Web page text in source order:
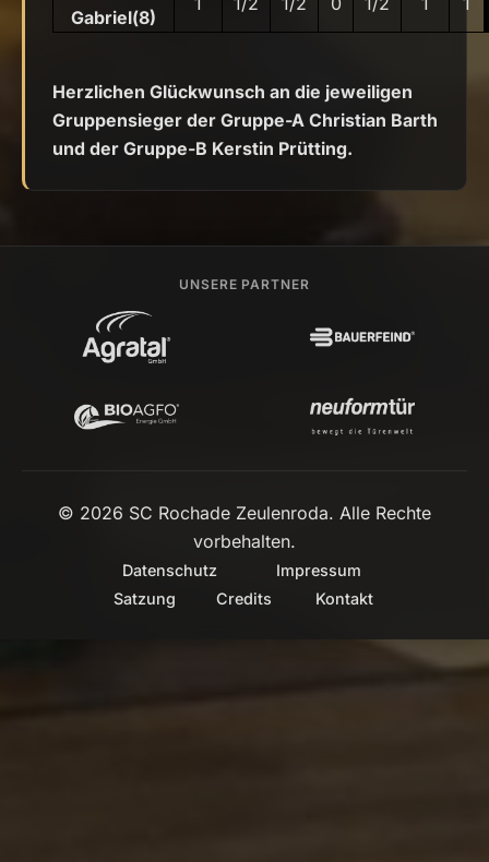
Gabriel(8)
Herzlichen Glückwunsch an die jeweiligen
Gruppensieger der Gruppe-A Christian Barth
und der Gruppe-B Kerstin Prütting.
UNSERE PARTNER
© 2026 SC Rochade Zeulenroda. Alle Rechte
vorbehalten.
Datenschutz
Impressum
Satzung
Credits Kontakt